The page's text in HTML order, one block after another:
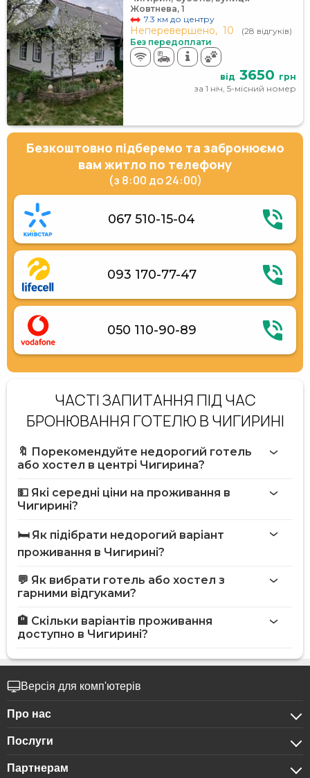
Жовтнева, 1
7.3 км до центру
Неперевершено, 10
(28 відгуків)
Без передоплати
від 3650 грн
за 1 ніч, 5-місний номер
Безкоштовно підберемо та забронюємо
вам житло по телефону
(з 8:00 до 24:00)
067 510-15-04
093 170-77-47
050 110-90-89
ЧАСТІ ЗАПИТАННЯ ПІД ЧАС
БРОНЮВАННЯ ГОТЕЛЮ В ЧИГИРИНІ
🔖 Порекомендуйте недорогий готель
або хостел в центрі Чигирина?
💵 Які середні ціни на проживання в
Чигирині?
🛏️ Як підібрати недорогий варіант
проживання в Чигирині?
💬 Як вибрати готель або хостел з
гарними відгуками?
🏨 Скільки варіантів проживання
доступно в Чигирині?
Версія для комп'ютерів
Про нас
Про компанію
Конфіденційність
Послуги
Для бізнес-клієнтів
Партнерам